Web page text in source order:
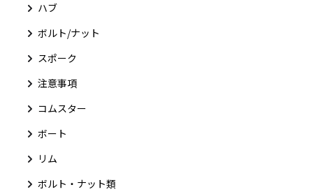
ハブ
ボルト/ナット
スポーク
注意事項
コムスター
ボート
リム
ボルト・ナット類